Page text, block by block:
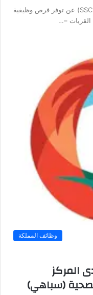
أعلنت الشركة السعودية للخدمات المحدودة (SSCL) عن توفر فرص وظيفية
–…
وظائف المملكة
المركز
(سباهي)